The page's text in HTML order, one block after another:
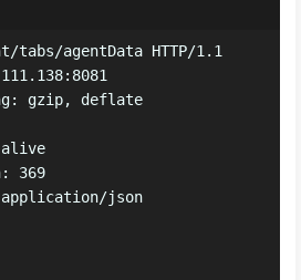
tabs/agentData HTTP/1.1
gzip, deflate
alive
369
application/json